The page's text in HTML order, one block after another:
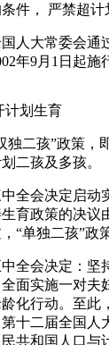
件， 严禁超计
人大常委会通
年9月1日起施
划生育
二孩”政策，
二孩及多孩。
会决定启动
育政策的决议
“单独二孩”政
会决定：坚
面实施一对夫
化行动。至此
十二届全国人
共和国人口与